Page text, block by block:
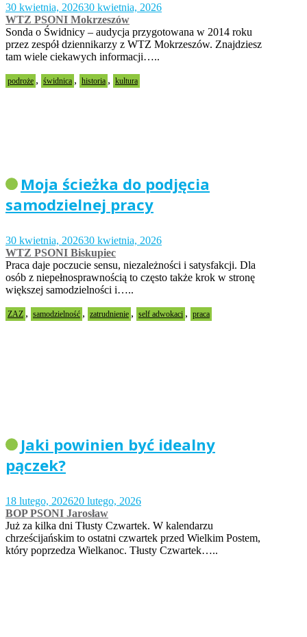
30 kwietnia, 202630 kwietnia, 2026
WTZ PSONI Mokrzeszów
Sonda o Świdnicy – audycja przygotowana w 2014 roku
przez zespół dziennikarzy z WTZ Mokrzeszów. Znajdziesz
tam wiele ciekawych informacji…..
podroże , świdnica , historia , kultura
Moja ścieżka do podjęcia
samodzielnej pracy
30 kwietnia, 202630 kwietnia, 2026
WTZ PSONI Biskupiec
Praca daje poczucie sensu, niezależności i satysfakcji. Dla
osób z niepełnosprawnością to często także krok w stronę
większej samodzielności i…..
ZAZ , samodzielność , zatrudnienie , self adwokaci , praca
Jaki powinien być idealny
pączek?
18 lutego, 202620 lutego, 2026
BOP PSONI Jarosław
Już za kilka dni Tłusty Czwartek. W kalendarzu
chrześcijańskim to ostatni czwartek przed Wielkim Postem,
który poprzedza Wielkanoc. Tłusty Czwartek…..